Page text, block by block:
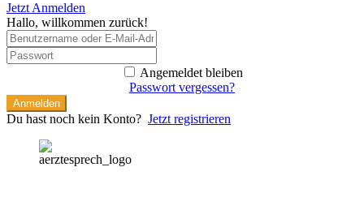
Jetzt Anmelden
Hallo, willkommen zurück!
Angemeldet bleiben
Passwort vergessen?
Anmelden
Du hast noch kein Konto? Jetzt registrieren